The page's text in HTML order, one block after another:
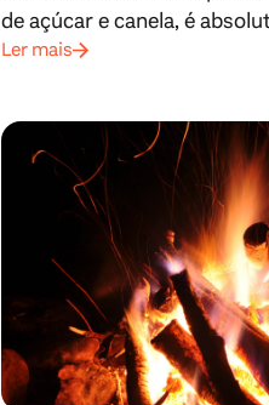
de açúcar e canela, é
Ler mais